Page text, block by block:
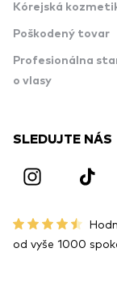
Kórejská
Poškodený tovar
Profesionálna
o vlasy
SLEDUJTE NÁS
od vyše 1000